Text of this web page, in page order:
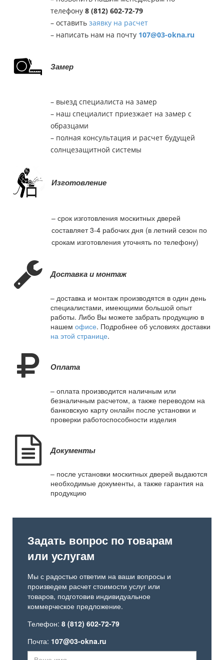
телефону 8 (812) 602-72-79
– оставить заявку на расчет
– написать нам на почту 107@03-okna.ru
Замер
– выезд специалиста на замер
– наш специалист приезжает на замер с
образцами
– полная консультация и расчет будущей
солнцезащитной системы
Изготовление
– срок изготовления москитных дверей
составляет 3-4 рабочих дня (в летний сезон по
срокам изготовления уточнять по телефону)
Доставка и монтаж
– доставка и монтаж производятся в один день
специалистами, имеющими большой опыт
работы. Либо Вы можете забрать продукцию в
нашем офисе. Подробнее об условиях доставки
на этой странице.
Оплата
– оплата производится наличным или
безналичным расчетом, а также переводом на
банковскую карту онлайн после установки и
проверки работоспособности изделия
Документы
– после установки москитных дверей выдаются
необходимые документы, а также гарантия на
продукцию
Задать вопрос по товарам
или услугам
Мы с радостью ответим на ваши вопросы и
произведем расчет стоимости услуг или
товаров, подготовив индивидуальное
коммерческое предложение.
Телефон: 8 (812) 602-72-79
Почта: 107@03-okna.ru